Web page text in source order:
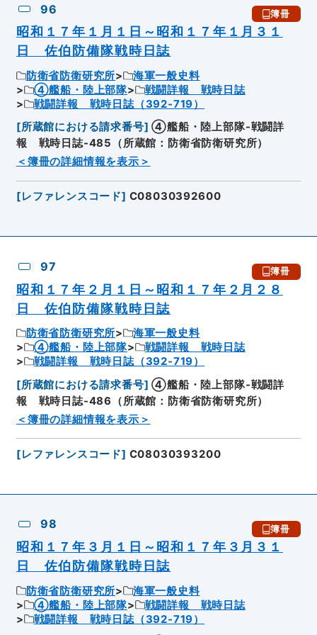
96 簿冊
昭和１７年１月１日～昭和１７年１月３１
日 佐伯防備隊戦時日誌
防衛省防衛研究所
海軍一般史料
④艦船・陸上部隊
戦闘詳報 戦時日誌
戦闘詳報 戦時日誌（392-719）
[所蔵館における請求番号] ④艦船・陸上部隊-戦闘詳
報 戦時日誌-485（所蔵館：防衛省防衛研究所）
＜簿冊の詳細情報を表示＞
[レファレンスコード] C08030392600
97 簿冊
昭和１７年２月１日～昭和１７年２月２８
日 佐伯防備隊戦時日誌
防衛省防衛研究所
海軍一般史料
④艦船・陸上部隊
戦闘詳報 戦時日誌
戦闘詳報 戦時日誌（392-719）
[所蔵館における請求番号] ④艦船・陸上部隊-戦闘詳
報 戦時日誌-486（所蔵館：防衛省防衛研究所）
＜簿冊の詳細情報を表示＞
[レファレンスコード] C08030393200
98 簿冊
昭和１７年３月１日～昭和１７年３月３１
日 佐伯防備隊戦時日誌
防衛省防衛研究所
海軍一般史料
④艦船・陸上部隊
戦闘詳報 戦時日誌
戦闘詳報 戦時日誌（392-719）